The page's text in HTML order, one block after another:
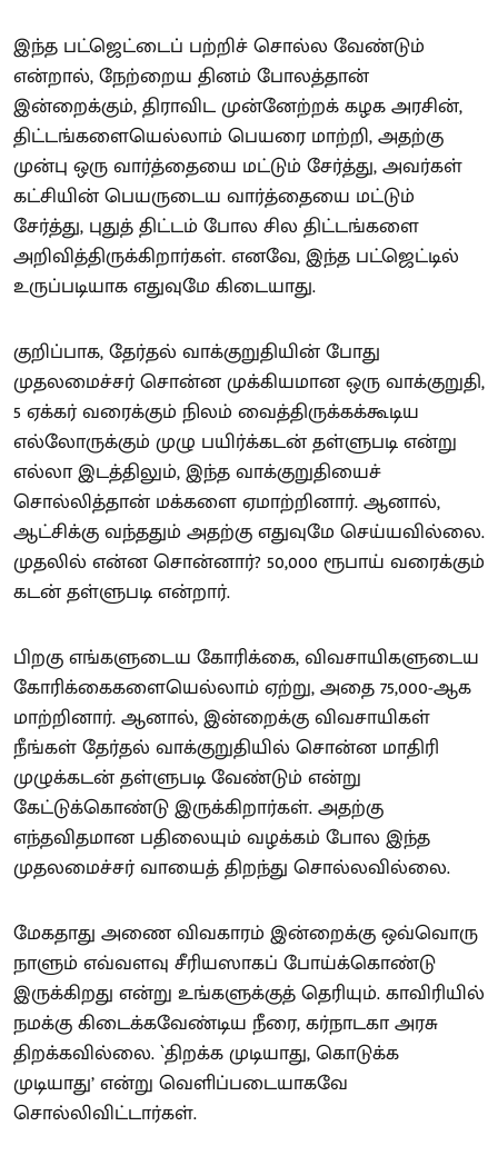
இந்த பட்ஜெட்டைப் பற்றிச் சொல்ல வேண்டும்
என்றால், நேற்றைய தினம் போலத்தான்
இன்றைக்கும், திராவிட முன்னேற்றக் கழக அரசின்,
திட்டங்களையெல்லாம் பெயரை மாற்றி, அதற்கு
முன்பு ஒரு வார்த்தையை மட்டும் சேர்த்து, அவர்கள்
கட்சியின் பெயருடைய வார்த்தையை மட்டும்
சேர்த்து, புதுத் திட்டம் போல சில திட்டங்களை
அறிவித்திருக்கிறார்கள். எனவே, இந்த பட்ஜெட்டில்
உருப்படியாக எதுவுமே கிடையாது.
குறிப்பாக, தேர்தல் வாக்குறுதியின் போது
முதலமைச்சர் சொன்ன முக்கியமான ஒரு வாக்குறுதி,
5 ஏக்கர் வரைக்கும் நிலம் வைத்திருக்கக்கூடிய
எல்லோருக்கும் முழு பயிர்க்கடன் தள்ளுபடி என்று
எல்லா இடத்திலும், இந்த வாக்குறுதியைச்
சொல்லித்தான் மக்களை ஏமாற்றினார். ஆனால்,
ஆட்சிக்கு வந்ததும் அதற்கு எதுவுமே செய்யவில்லை.
முதலில் என்ன சொன்னார்? 50,000 ரூபாய் வரைக்கும்
கடன் தள்ளுபடி என்றார்.
பிறகு எங்களுடைய கோரிக்கை, விவசாயிகளுடைய
கோரிக்கைகளையெல்லாம் ஏற்று, அதை 75,000-ஆக
மாற்றினார். ஆனால், இன்றைக்கு விவசாயிகள்
நீங்கள் தேர்தல் வாக்குறுதியில் சொன்ன மாதிரி
முழுக்கடன் தள்ளுபடி வேண்டும் என்று
கேட்டுக்கொண்டு இருக்கிறார்கள். அதற்கு
எந்தவிதமான பதிலையும் வழக்கம் போல இந்த
முதலமைச்சர் வாயைத் திறந்து சொல்லவில்லை.
மேகதாது அணை விவகாரம் இன்றைக்கு ஒவ்வொரு
நாளும் எவ்வளவு சீரியஸாகப் போய்க்கொண்டு
இருக்கிறது என்று உங்களுக்குத் தெரியும். காவிரியில்
நமக்கு கிடைக்கவேண்டிய நீரை, கர்நாடகா அரசு
திறக்கவில்லை. `திறக்க முடியாது, கொடுக்க
முடியாது’ என்று வெளிப்படையாகவே
சொல்லிவிட்டார்கள்.